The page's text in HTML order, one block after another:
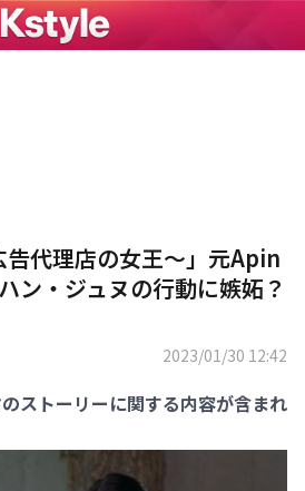
告代理店の女王～」元Apin
ン・ジュヌの行動に嫉妬？
2023/01/30 12:42
ストーリーに関する内容が含まれ